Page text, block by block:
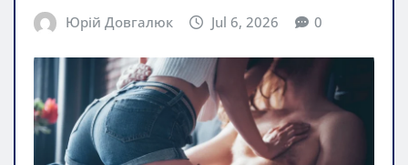
Юрій Довгалюк Jul 6, 2026 0